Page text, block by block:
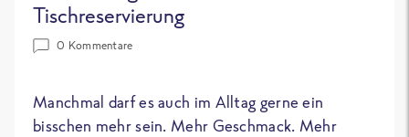
Tischreservierung
0 Kommentare
Manchmal darf es auch im Alltag gerne ein
bisschen mehr sein. Mehr Geschmack. Mehr